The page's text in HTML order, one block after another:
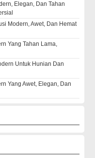
Elegan, Dan Tahan
Modern, Awet, Dan Hemat
Yang Tahan Lama,
Untuk Hunian Dan
Yang Awet, Elegan, Dan